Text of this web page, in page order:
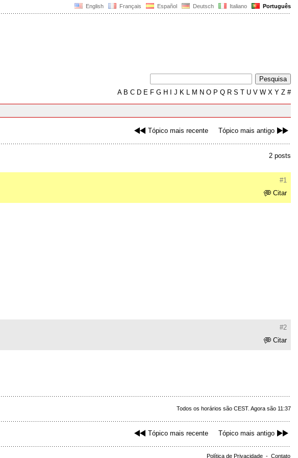
English Français Español Deutsch Italiano Português
AB C D E F G H J K L M N O P Q R S T U V W X Y Z #
Tópico mais recente Tópico mais antigo
2 posts
#1
Citar
#2
Citar
Todos os horários são CEST. Agora são 11:37
Tópico mais recente Tópico mais antigo
Política de Privacidade - Contato